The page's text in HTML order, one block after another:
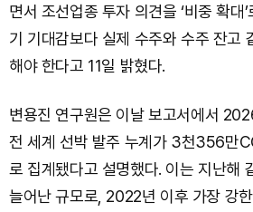
면서 조선업종 투자 의견을 ‘비중 확대
기 기대감보다 실제 수주와 수주 잔고
해야 한다고 11일 밝혔다.
변용진 연구원은 이날 보고서에서
전 세계 선박 발주 누계가 3천356만
로 집계됐다고 설명했다. 이는 지난해
늘어난 규모로, 2022년 이후 가장 강